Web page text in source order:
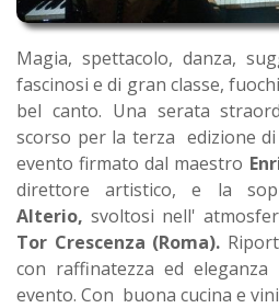
Magia, spettacolo, danza,
fascinosi e di gran classe,
bel canto. Una serata
scorso per la terza edizione di
evento firmato dal maestro
direttore artistico, e la
Alterio, svoltosi nell'
Tor Crescenza (Roma).
con raffinatezza ed
evento. Con buona cucina e